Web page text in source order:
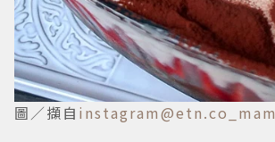
圖／擷自 instagram@etn.co_mam